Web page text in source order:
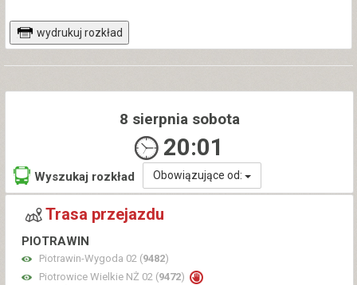
wydrukuj rozkład
8 sierpnia sobota
20:01
Wyszukaj rozkład Obowiązujące od:
Trasa przejazdu
PIOTRAWIN
Piotrawin-Wygoda 02 (9482)
Piotrowice Wielkie NŻ 02 (9472)